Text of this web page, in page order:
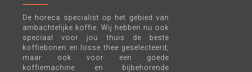
De horeca specialist op het gebied van
ambachtelijke koffie. Wij hebben nu ook
speciaal voor jou thuis de beste
koffiebonen en losse thee geselecteerd,
maar ook voor een goede
koffiemachine en bijbehorende